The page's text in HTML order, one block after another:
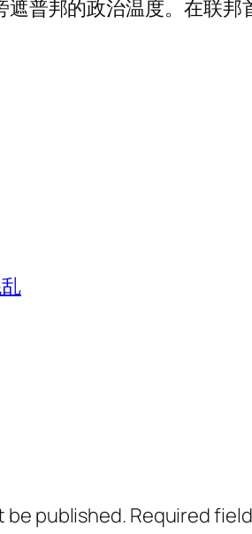
普邦的政治温度。在联
be published. Required